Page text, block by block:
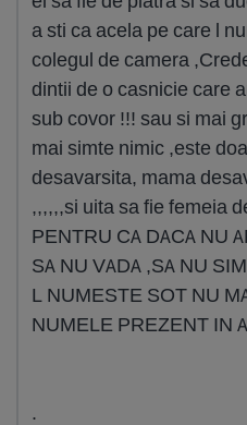
a sti ca acela pe care l
colegul de camera
dintii de o casnicie care
sub covor !!! sau si mai
mai simte nimic ,este
desavarsita, mama
,,,,,,si uita sa fie femeia
PENTRU CA DACA NU
SA NU VADA ,SA NU
L NUMESTE SOT NU
NUMELE PREZENT IN
.